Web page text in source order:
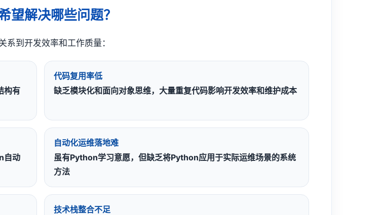
解决哪些问题？
到开发效率和工作质量：
构有
代码复用率低
缺乏模块化和面向对象思维，大量重复代码影响开发效率和维护成本
自动
自动化运维落地难
虽有Python学习意愿，但缺乏将Python应用于实际运维场景的系统
方法
技术栈整合不足